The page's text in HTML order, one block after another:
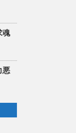
魂
悪